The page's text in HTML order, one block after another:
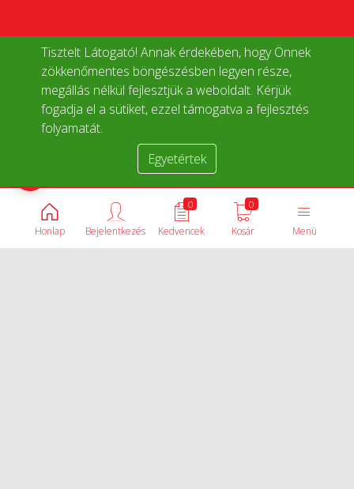
Tisztelt Látogató! Annak érdekében, hogy Önnek
zökkenőmentes böngészésben legyen része,
megállás nélkül fejlesztjük a weboldalt. Kérjük
fogadja el a sütiket, ezzel támogatva a fejlesztés
folyamatát.
Egyetértek
Honlap Menü
0
Kosár
0
Kedvencek
Bejelentkezés
Termékek összehasonlítása